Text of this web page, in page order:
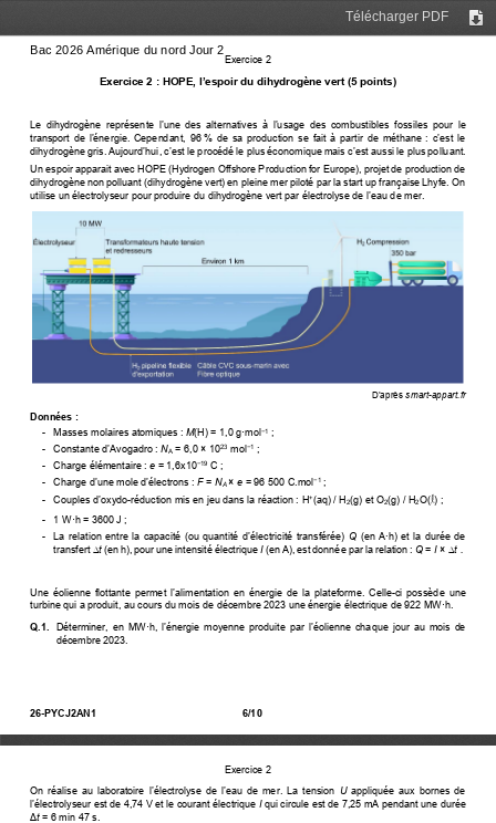
Télécharger PDF
Exercice 2
26-PYCJ2AN1 6/10
Exercice 2 : HOPE, l’espoir du dihydrogène vert (5 points)
Le dihydrogène représente l’une des alternatives à l’usage des combustibles
  fossiles  pour  le
transport de l’énergie. Cependant,  96 % de sa production se fait à partir de méthane : c’est le
dihydrogène gris. Aujourd’hui , c’est le procédé le plus économique mais c’est aussi le plus polluant.
Un espoir apparait avec HOPE (Hydrogen Offshore Production for Europe), projet de production de
dihydrogène non polluant (dihydrogène vert) en pleine mer piloté par la start up française Lhyfe. On
utilise un électrolyseur pour produire du dihydrogène vert par électrolyse de l’eau de mer.
D’après smart-appart.fr
Données :
-   Masses molaires atomiques : M(H) = 1,0 g·mol−1 ;
-   Constante d’Avogadro : NA = 6,0 × 1023 mol−1 ;
-   Charge élémentaire : e = 1,6x10−19 C ;
-
Charge d’une mole d’électrons : F = NA × e = 96 500 C.mol−1 ;
-   Couples d’oxydo-réduction mis en jeu dans la réaction : H+(aq) / H2(g) et O2(g) / H2O(l) ;
-   1 W·h = 3600 J ;
-
La relation entre la capacité (ou quantité d’électricité transférée)
  Q
(en A∙h) et la durée de
transfert∆t (en h), pour une intensité électrique I (en A), est donnée par la relation : Q = I × ∆t .
Une éolienne flottante permet l’alimentation
  en  énergie  de  la  plateforme.  Celle-ci  possède  une
turbine qui a produit, au cours du mois de décembre 2023 une énergie électrique de 922 MW·h.
Q.1.
  Déterminer,  en  MW·h,
l’énergie
  moyenne
produite par l’éolienne
  chaque  jour  au  mois  de
décembre 2023.
Exercice 2
On réalise au laboratoire l’électrolyse de l’eau de mer. La tension
  U
  appliquée  aux  bornes  de
l’électrolyseur est de 4,74 V et le courant électrique I qui circule est de 7,25 mA pendant une durée
Δt = 6 min 47 s.